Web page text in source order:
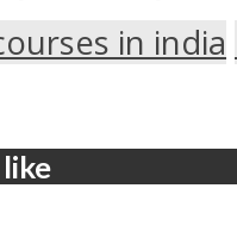
in india